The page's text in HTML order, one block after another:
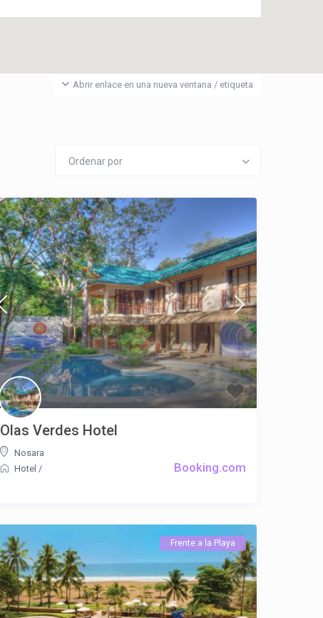
Abrir enlace en una nueva ventana / etiqueta
Ordenar por
Booking.com
Olas Verdes Hotel
Nosara
Hotel /
Frente a la Playa